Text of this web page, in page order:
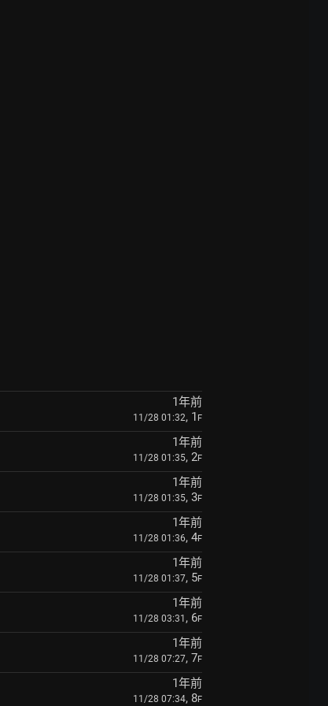
1年前
11/28 01:32, 1 F
1年前
11/28 01:35, 2F
1年前
11/28 01:35, 3F
1年前
11/28 01:36, 4F
1年前
11/28 01:37, 5F
1年前
11/28 03:31 , 6F
1年前
11/28 07:27, 7F
1年前
11/28 07:34, 8F